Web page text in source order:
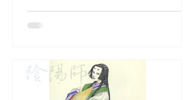
覧いただけるようになりました。 トッ